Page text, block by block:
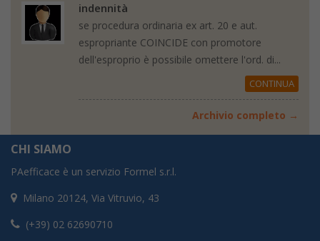
indennità
se procedura ordinaria ex art. 20 e aut.
espropriante COINCIDE con promotore
dell'esproprio è possibile omettere l'ord. di...
CONTINUA
Archivio completo →
CHI SIAMO
PAefficace è un servizio Formel s.r.l.
Milano 20124, Via Vitruvio, 43
(+39) 02 62690710